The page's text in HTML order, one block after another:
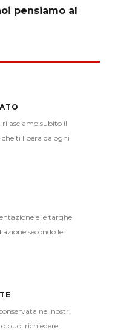
pensiamo al
subito il
ti libera da ogni
e le targhe
secondo le
nei nostri
puoi richiedere